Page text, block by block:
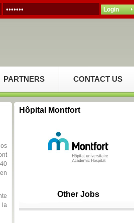
PARTNERS CONTACT US
la
Hôpital Montfort
Other Jobs